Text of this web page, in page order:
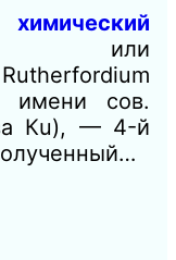
или
имени сов.
Кu), — 4-й